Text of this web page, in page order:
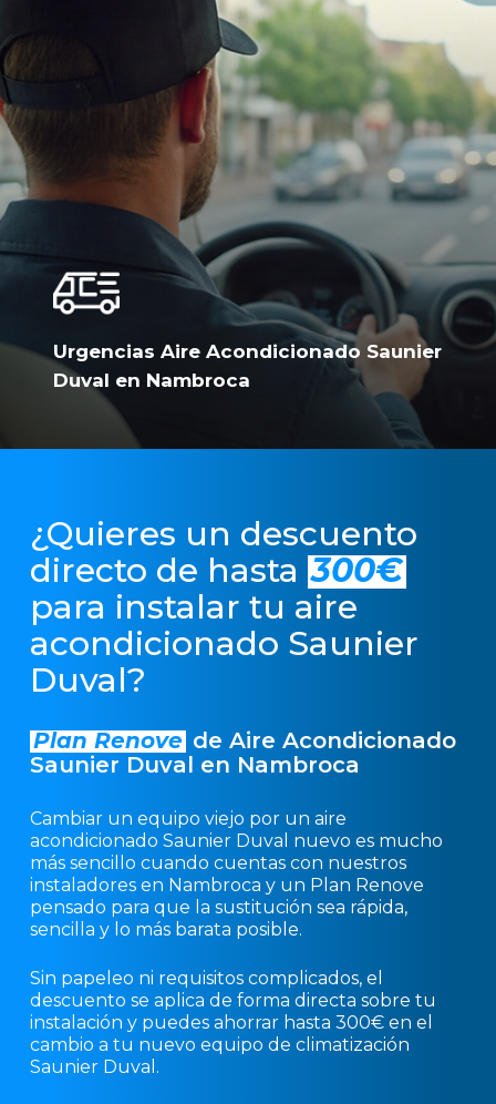
Urgencias Aire Acondicionado Saunier
Duval en Nambroca
¿Quieres un descuento
directo de hasta 300€
para instalar tu aire
acondicionado Saunier
Duval?
Plan Renove de Aire Acondicionado
Saunier Duval en Nambroca
Cambiar un equipo viejo por un aire
acondicionado Saunier Duval nuevo es mucho
más sencillo cuando cuentas con nuestros
instaladores en Nambroca y un Plan Renove
pensado para que la sustitución sea rápida,
sencilla y lo más barata posible.
Sin papeleo ni requisitos complicados, el
descuento se aplica de forma directa sobre tu
instalación y puedes ahorrar hasta 300€ en el
cambio a tu nuevo equipo de climatización
Saunier Duval.